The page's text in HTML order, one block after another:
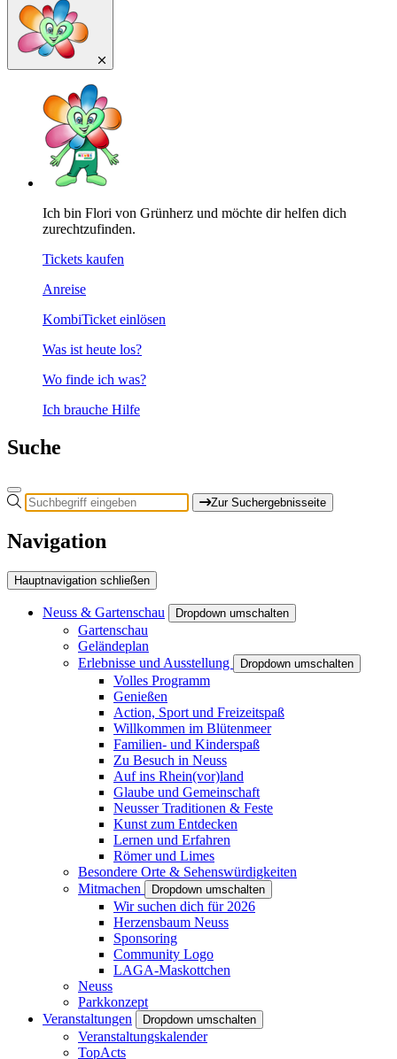
Ich bin Flori von Grünherz und möchte dir helfen dich
zurechtzufinden.
Tickets kaufen
Anreise
KombiTicket einlösen
Was ist heute los?
Wo finde ich was?
Ich brauche Hilfe
Suche
Zur Suchergebnisseite
Navigation
Hauptnavigation schließen
Neuss & Gartenschau Dropdown umschalten
Gartenschau
Geländeplan
Erlebnisse und Ausstellung
Dropdown umschalten
Volles Programm
Genießen
Action, Sport und Freizeitspaß
Willkommen im Blütenmeer
Familien- und Kinderspaß
Zu Besuch in Neuss
Auf ins Rhein(vor)land
Glaube und Gemeinschaft
Neusser Traditionen & Feste
Kunst zum Entdecken
Lernen und Erfahren
Römer und Limes
Besondere Orte & Sehenswürdigkeiten
Mitmachen
Dropdown umschalten
Wir suchen dich für 2026
Herzensbaum Neuss
Sponsoring
Community Logo
LAGA-Maskottchen
Neuss
Parkkonzept
Veranstaltungen
Dropdown umschalten
Veranstaltungskalender
TopActs